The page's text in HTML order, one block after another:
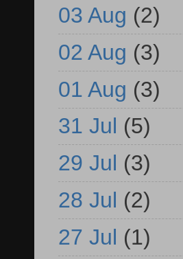
03 Aug (2)
02 Aug (3)
01 Aug (3)
31 Jul (5)
29 Jul (3)
28 Jul (2)
27 Jul (1)